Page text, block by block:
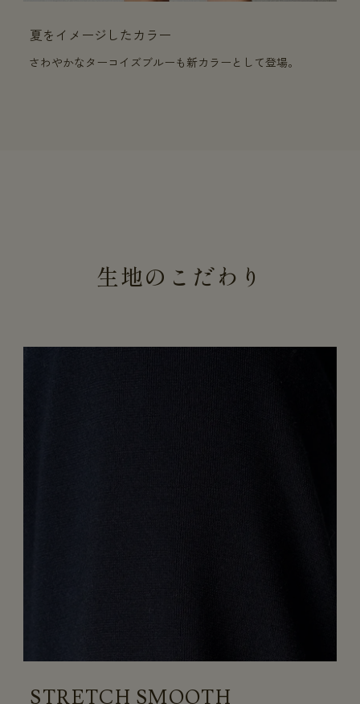
夏をイメージしたカラー
さわやかなターコイズブルーも新カラーとして登場。
生地のこだわり
STRETCH SMOOTH